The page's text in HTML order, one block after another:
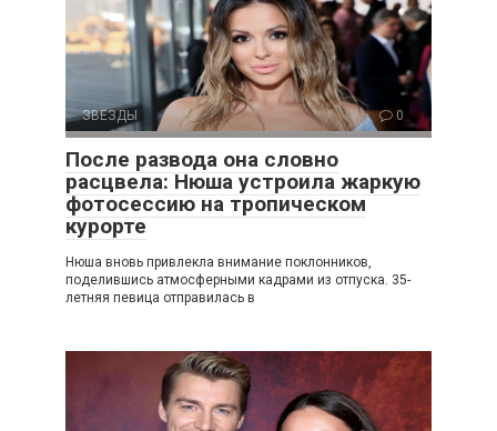
ЗВЕЗДЫ 0
После развода она словно
расцвела: Нюша устроила жаркую
фотосессию на тропическом
курорте
Нюша вновь привлекла внимание поклонников,
поделившись атмосферными кадрами из отпуска. 35-
летняя певица отправилась в